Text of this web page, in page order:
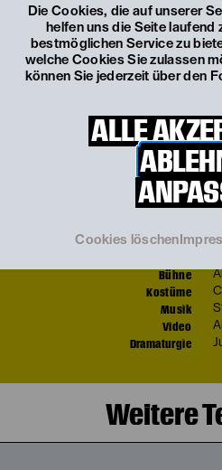
Die Cookies, die auf unserer
helfen uns die Seite laufend
bestmöglichen Service zu
welche Cookies Sie zulassen
können Sie jederzeit über den
ALLE
Cookies löschen
© Luiza Puiu
Biedermann
Babette
Schmitz
Eisenring
Bühne
Kostüme
Musik
Video
Dramaturgie
Weitere